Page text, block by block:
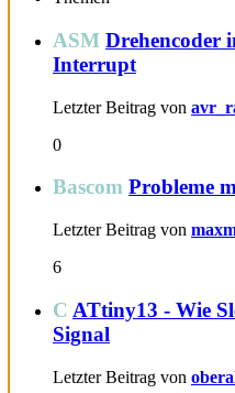
ASM Drehencoder
Interrupt
Letzter Beitrag von
0
Bascom Probleme
Letzter Beitrag von
6
C ATtiny13 - Wie
Signal
Letzter Beitrag von